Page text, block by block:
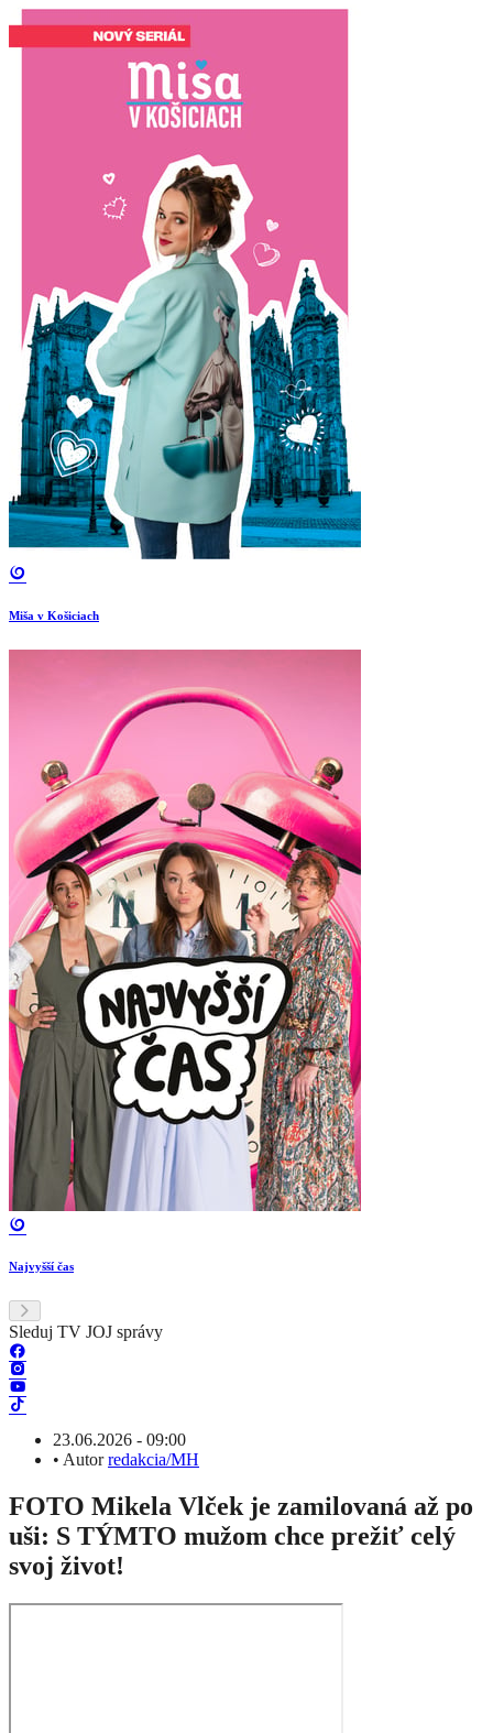
Miša v Košiciach
Najvyšší čas
Sleduj TV JOJ správy
23.06.2026 - 09:00
• Autorredakcia/MH
FOTO Mikela Vlček je zamilovaná až po
uši: S TÝMTO mužom chce prežiť celý
svoj život!